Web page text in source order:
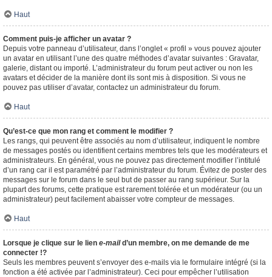
Haut
Comment puis-je afficher un avatar ?
Depuis votre panneau d’utilisateur, dans l’onglet « profil » vous pouvez ajouter
un avatar en utilisant l’une des quatre méthodes d’avatar suivantes : Gravatar,
galerie, distant ou importé. L’administrateur du forum peut activer ou non les
avatars et décider de la manière dont ils sont mis à disposition. Si vous ne
pouvez pas utiliser d’avatar, contactez un administrateur du forum.
Haut
Qu’est-ce que mon rang et comment le modifier ?
Les rangs, qui peuvent être associés au nom d’utilisateur, indiquent le nombre
de messages postés ou identifient certains membres tels que les modérateurs et
administrateurs. En général, vous ne pouvez pas directement modifier l’intitulé
d’un rang car il est paramétré par l’administrateur du forum. Évitez de poster des
messages sur le forum dans le seul but de passer au rang supérieur. Sur la
plupart des forums, cette pratique est rarement tolérée et un modérateur (ou un
administrateur) peut facilement abaisser votre compteur de messages.
Haut
Lorsque je clique sur le lien e-maild’un membre, on me demande de me
connecter !?
Seuls les membres peuvent s’envoyer des e-mails via le formulaire intégré (si la
fonction a été activée par l’administrateur). Ceci pour empêcher l’utilisation